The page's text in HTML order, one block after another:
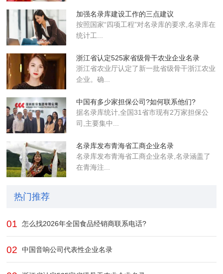
加强名录库建设工作的三点建议
按照国家“四项工程”对名录库的要求,名录库在
统计工...
浙江省认定525家省级骨干农业企业​名录
浙江省农业厅认定了新一批省级骨干浙江农业
企业​。确...
中国有多少家担保公司?如何联系他们?
据名录库统计,全国31省市现有2万家担保公
司,主要集中...
名录库发布青海省工商企业名录
名录库​发布青海省工商企业名录,名录涵盖了
在青海注...
热门推荐
01 怎么找2026年全国食品经销商联系电话?
02 中国音响公司代表性企业名录